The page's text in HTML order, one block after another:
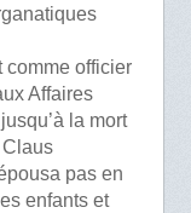
comme officier
Affaires
la mort
pas en
enfants et